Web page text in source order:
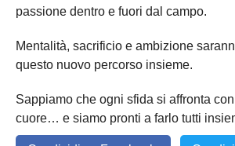
passione dentro e fuori dal campo.
Mentalità, sacrificio e ambizione
questo nuovo percorso insieme.
Sappiamo che ogni sfida si affronta
cuore… e siamo pronti a farlo tutti